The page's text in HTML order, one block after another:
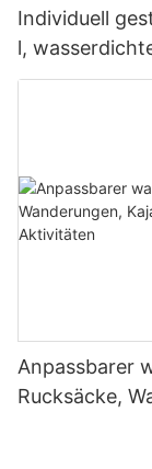
Individuell
l,
Pack,
Anpassbarer
Rucksäcke,